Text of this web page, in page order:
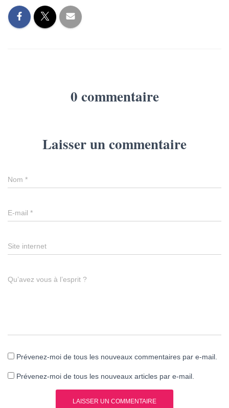
0 commentaire
Laisser un commentaire
Nom *
E-mail *
Site internet
Qu’avez vous à l’esprit ?
Prévenez-moi de tous les nouveaux commentaires par e-mail.
Prévenez-moi de tous les nouveaux articles par e-mail.